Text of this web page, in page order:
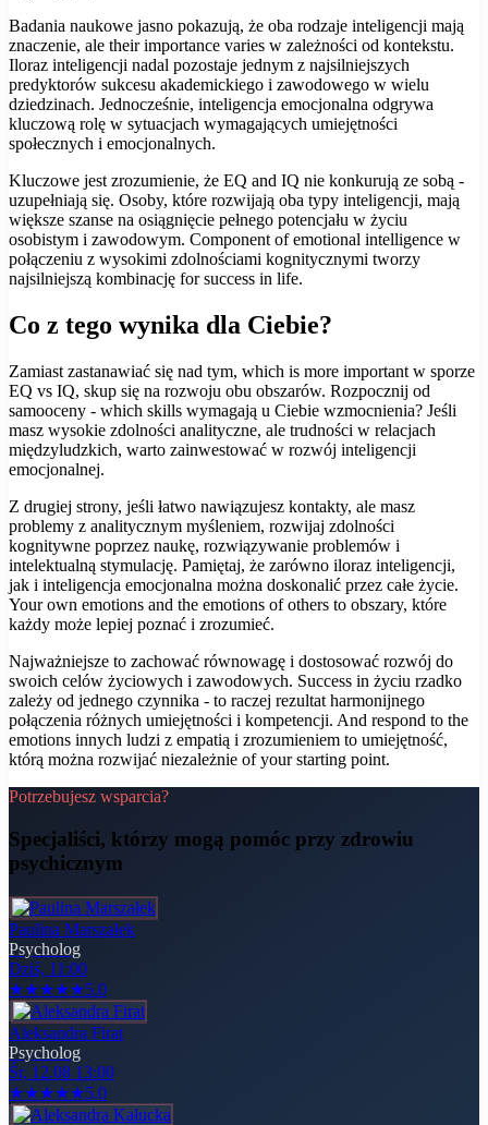
Badania naukowe jasno pokazują, że oba rodzaje inteligencji mają
znaczenie, ale their importance varies w zależności od kontekstu.
Iloraz inteligencji nadal pozostaje jednym z najsilniejszych
predyktorów sukcesu akademickiego i zawodowego w wielu
dziedzinach. Jednocześnie, inteligencja emocjonalna odgrywa
kluczową rolę w sytuacjach wymagających umiejętności
społecznych i emocjonalnych.
Kluczowe jest zrozumienie, że EQ and IQ nie konkurują ze sobą -
uzupełniają się. Osoby, które rozwijają oba typy inteligencji, mają
większe szanse na osiągnięcie pełnego potencjału w życiu
osobistym i zawodowym. Component of emotional intelligence w
połączeniu z wysokimi zdolnościami kognitycznymi tworzy
najsilniejszą kombinację for success in life.
Co z tego wynika dla Ciebie?
Zamiast zastanawiać się nad tym, which is more important w sporze
EQ vs IQ, skup się na rozwoju obu obszarów. Rozpocznij od
samooceny - which skills wymagają u Ciebie wzmocnienia? Jeśli
masz wysokie zdolności analityczne, ale trudności w relacjach
międzyludzkich, warto zainwestować w rozwój inteligencji
emocjonalnej.
Z drugiej strony, jeśli łatwo nawiązujesz kontakty, ale masz
problemy z analitycznym myśleniem, rozwijaj zdolności
kognitywne poprzez naukę, rozwiązywanie problemów i
intelektualną stymulację. Pamiętaj, że zarówno iloraz inteligencji,
jak i inteligencja emocjonalna można doskonalić przez całe życie.
Your own emotions and the emotions of others to obszary, które
każdy może lepiej poznać i zrozumieć.
Najważniejsze to zachować równowagę i dostosować rozwój do
swoich celów życiowych i zawodowych. Success in życiu rzadko
zależy od jednego czynnika - to raczej rezultat harmonijnego
połączenia różnych umiejętności i kompetencji. And respond to the
emotions innych ludzi z empatią i zrozumieniem to umiejętność,
którą można rozwijać niezależnie of your starting point.
Potrzebujesz wsparcia?
Specjaliści, którzy mogą pomóc przy zdrowiu
psychicznym
Paulina Marszałek
Psycholog
Dziś, 11:00
★★★★★5.0
Aleksandra Firat
Psycholog
Śr, 12.08 13:00
★★★★★5.0